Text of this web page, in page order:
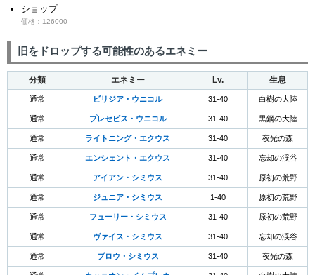
ショップ
価格：126000
旧をドロップする可能性のあるエネミー
分類 エネミー Lv. 生息
通常 ビリジア・ウニコル 31-40 白樹の大陸
通常 プレセピス・ウニコル 31-40 黒鋼の大陸
通常 ライトニング・エクウス 31-40 夜光の森
通常 エンシェント・エクウス 31-40 忘却の渓谷
通常 アイアン・シミウス 31-40 原初の荒野
通常 ジュニア・シミウス 1-40 原初の荒野
通常 フューリー・シミウス 31-40 原初の荒野
通常 ヴァイス・シミウス 31-40 忘却の渓谷
通常 ブロウ・シミウス 31-40 夜光の森